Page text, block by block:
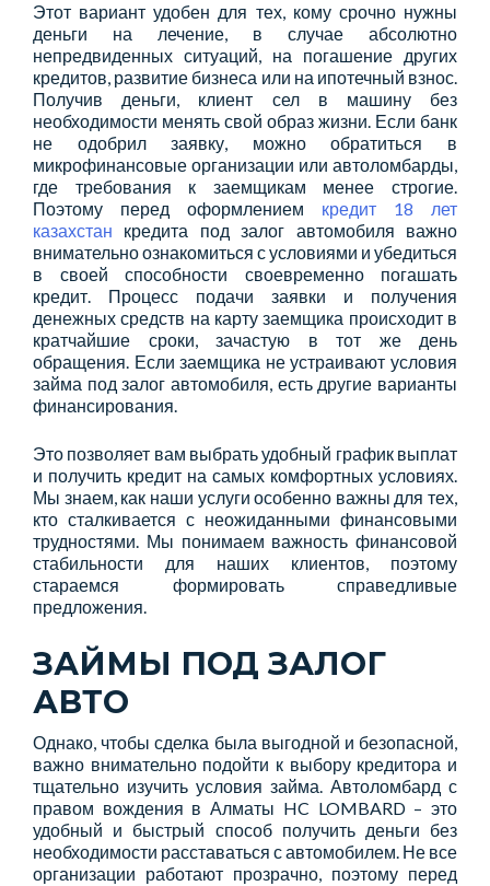
Этот вариант удобен для тех, кому срочно нужны
деньги на лечение, в случае абсолютно
непредвиденных ситуаций, на погашение других
кредитов, развитие бизнеса или на ипотечный взнос.
Получив деньги, клиент сел в машину без
необходимости менять свой образ жизни. Если банк
не одобрил заявку, можно обратиться в
микрофинансовые организации или автоломбарды,
где требования к заемщикам менее строгие.
Поэтому перед оформлением кредит 18 лет
казахстан кредита под залог автомобиля важно
внимательно ознакомиться с условиями и убедиться
в своей способности своевременно погашать
кредит. Процесс подачи заявки и получения
денежных средств на карту заемщика происходит в
кратчайшие сроки, зачастую в тот же день
обращения. Если заемщика не устраивают условия
займа под залог автомобиля, есть другие варианты
финансирования.
Это позволяет вам выбрать удобный график выплат
и получить кредит на самых комфортных условиях.
Мы знаем, как наши услуги особенно важны для тех,
кто сталкивается с неожиданными финансовыми
трудностями. Мы понимаем важность финансовой
стабильности для наших клиентов, поэтому
стараемся формировать справедливые
предложения.
ЗАЙМЫ ПОД ЗАЛОГ
АВТО
Однако, чтобы сделка была выгодной и безопасной,
важно внимательно подойти к выбору кредитора и
тщательно изучить условия займа. Автоломбард с
правом вождения в Алматы HC LOMBARD – это
удобный и быстрый способ получить деньги без
необходимости расставаться с автомобилем. Не все
организации работают прозрачно, поэтому перед